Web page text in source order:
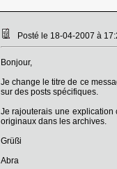
Posté le 18-04-2007 à
Bonjour,
Je change le titre de ce
sur des posts spécifiques.
Je rajouterais une explication
originaux dans les archives.
Grüßi
Abra